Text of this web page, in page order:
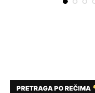
PRETRAGA PO REČIMA